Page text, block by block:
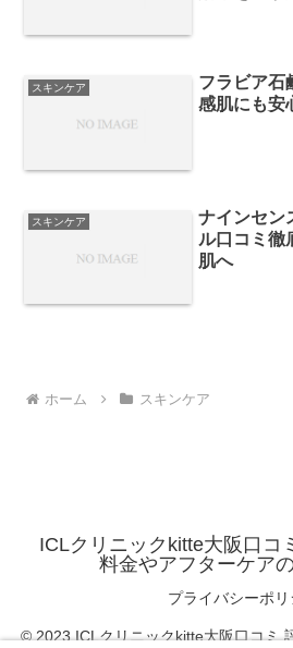
スキンケア
フラビア石
感肌にも安
スキンケア
ナインセン
ル口コミ徹
肌へ
ホーム スキンケア
ICLクリニックkitte大阪口コ
料金やアフターケア
プライバシーポリ
© 2023 ICLクリニックkitte大阪口コミ